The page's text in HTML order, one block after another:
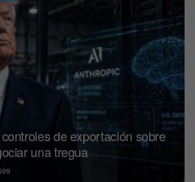
de exportación sobre
una tregua